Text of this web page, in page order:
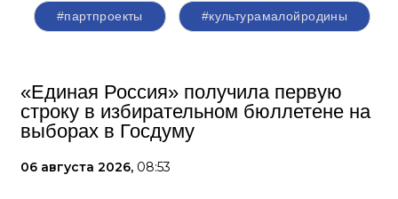
#партпроекты #культурамалойродины
«Единая Россия» получила первую
строку в избирательном бюллетене на
выборах в Госдуму
06 августа 2026, 08:53